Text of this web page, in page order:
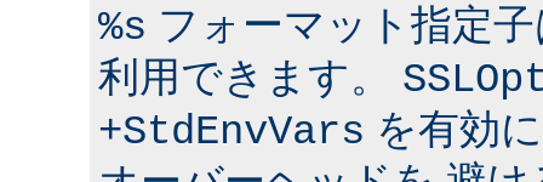
%s フォーマット指定
利用できます。
+StdEnvVars を有効